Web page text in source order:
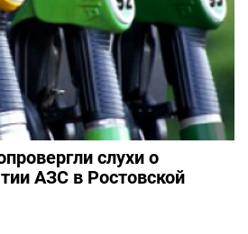
слухи о
АЗС в Ростовской